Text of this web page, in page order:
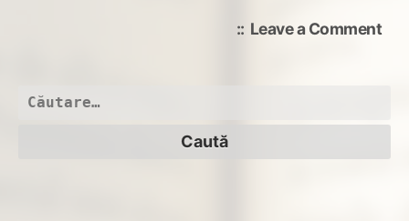
Leave a Commenton
Caută